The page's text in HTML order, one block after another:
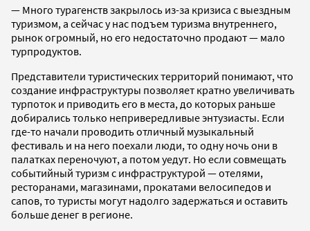
— Много турагенств закрылось из-за кризиса с выездным
туризмом, а сейчас у нас подъем туризма внутреннего,
рынок огромный, но его недостаточно продают — мало
турпродуктов.
Представители туристических территорий понимают, что
создание инфраструктуры позволяет кратно увеличивать
турпоток и приводить его в места, до которых раньше
добирались только непривередливые энтузиасты. Если
где-то начали проводить отличный музыкальный
фестиваль и на него поехали люди, то одну ночь они в
палатках переночуют, а потом уедут. Но если совмещать
событийный туризм с инфраструктурой — отелями,
ресторанами, магазинами, прокатами велосипедов и
сапов, то туристы могут надолго задержаться и оставить
больше денег в регионе.